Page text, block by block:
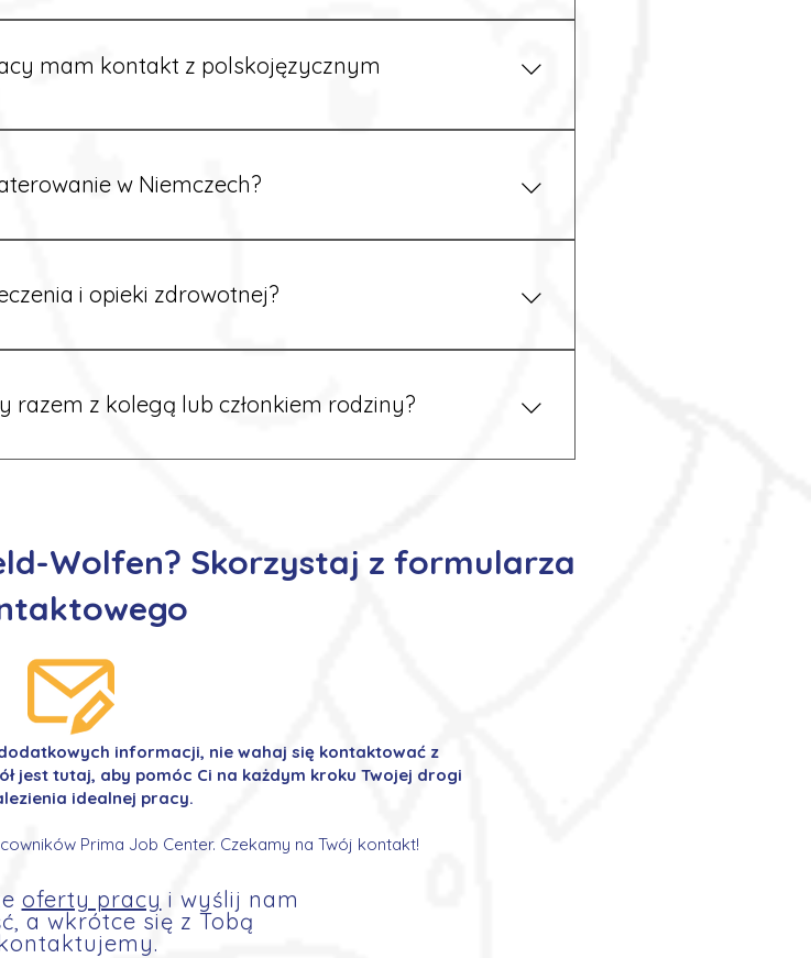
w naszym biurze. Dzięki temu masz pewność, że wszystkie
mam kontakt z polskojęzycznym
w Niemczech?
miejsca noclegowego w pobliżu zakładu pracy.
i opieki zdrowotnej?
zdrowotne zgodne z niemieckim prawem. Dzięki temu
razem z kolegą lub członkiem rodziny?
Wystarczy poinformować nas o tym podczas rekrutacji, a
Wolfen? Skorzystaj z formularza
informacji, nie wahaj się kontaktować z
jest tutaj, aby pomóc Ci na każdym kroku Twojej drogi
idealnej pracy.
Prima Job Center. Czekamy na Twój kontakt!
oferty pracy i wyślij nam
a wkrótce się z Tobą